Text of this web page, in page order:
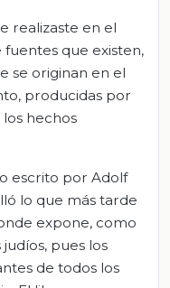
realizaste en el
fuentes que existen,
se originan en el
producidas por
hechos
escrito por Adolf
lo que más tarde
expone, como
pues los
de todos los